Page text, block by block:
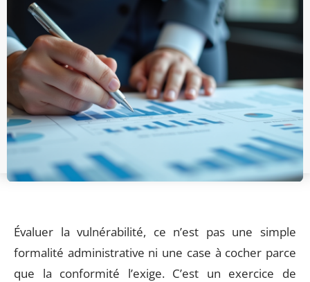
Évaluer la vulnérabilité, ce n’est pas une simple
formalité administrative ni une case à cocher parce
que la conformité l’exige. C’est un exercice de